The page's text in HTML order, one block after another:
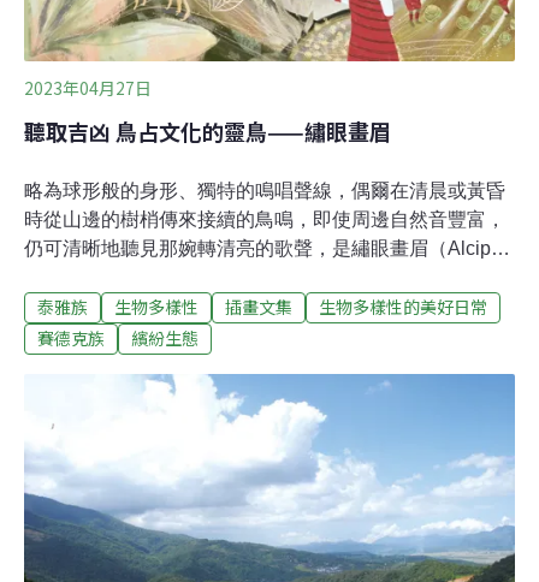
2023年04月27日
聽取吉凶 鳥占文化的靈鳥——繡眼畫眉
略為球形般的身形、獨特的鳴唱聲線，偶爾在清晨或黃昏
時從山邊的樹梢傳來接續的鳥鳴，即使周邊自然音豐富，
仍可清晰地聽見那婉轉清亮的歌聲，是繡眼畫眉（Alcippe
體長約12公分，暗灰色的頭頸部、身體羽翼為黃綠色，醒
目的白色眼圈是其招牌。由於分布的範圍廣，從低海拔至
枝幹間，登山健行的鳥友經常可拍攝到牠美麗的身影。台
灣的鳥類資料庫裡，也收錄許多繡眼畫眉豐富多樣的鳴叫
聲。在非繁殖季時，繡眼畫眉有與其他小型鳥類混群的習
性，牠們成群地出現在樹林裡，啾啾唧唧非常熱鬧。除了
歌唱時的悅耳鳴叫，也時而有急促刺耳的呼叫聲。生物聲
學研究者發現，每一種鳥類的鳴唱，會隨著牠所處的環境
和生態習性而有不同的功能，例如繡眼畫眉在不同的區域
泰雅族 生物多樣性 插畫文集
生物多樣性的美好日常
賽德克族
繽紛生態